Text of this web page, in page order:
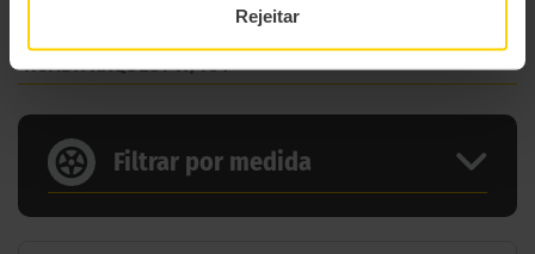
Rejeitar
ROADX RXQUEST H/T01
Filtrar por medida